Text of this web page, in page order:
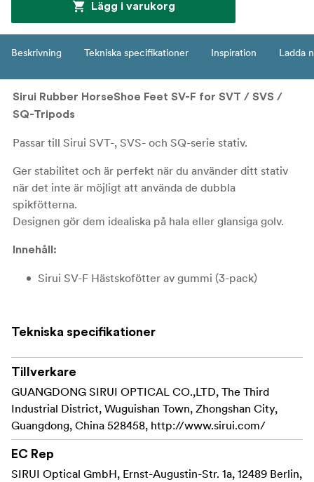
Lägg i varukorg
Beskrivning Tekniska specifikationer Inspiration Ladda
Sirui Rubber HorseShoe Feet SV-F for SVT / SVS /
SQ-Tripods
Passar till Sirui SVT-, SVS- och SQ-serie stativ.
Ger stabilitet och är perfekt när du använder ditt stativ
när det inte är möjligt att använda de dubbla
spikfötterna.
Designen gör dem idealiska på hala eller glansiga golv.
Innehåll:
Sirui SV-F Hästskofötter av gummi (3-pack)
Tekniska specifikationer
Tillverkare
GUANGDONG SIRUI OPTICAL CO.,LTD, The Third
Industrial District, Wuguishan Town, Zhongshan City,
Guangdong, China 528458, http://www.sirui.com/
EC Rep
SIRUI Optical GmbH, Ernst-Augustin-Str. 1a, 12489 Berlin,